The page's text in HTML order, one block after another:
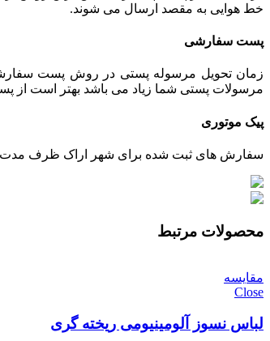
خط هوایی به مقصد ارسال می شوند.
پست سفارشی
زمان تحویل مرسوله پستی در روش پست
مرسولات پستی شما زیاد می باشد بهتر است از
پیک موتوری
سفارش های ثبت شده برای شهر اراک ظرف مدت 24 ساعت از زمان تایید پرداخت، توسط پیک ارسال خواهند شد.
محصولات مرتبط
مقایسه
Close
لباس نسوز آلومینیومی ریخته گری